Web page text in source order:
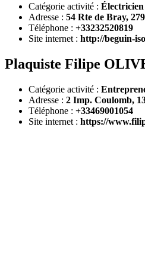
Catégorie activité : Électricien
Adresse : 54 Rte de Bray,
Téléphone : +33232520819
Site internet : http://beguin-
Plaquiste Filipe
Catégorie activité :
Adresse : 2 Imp. Coulomb,
Téléphone : +33469001054
Site internet : https://